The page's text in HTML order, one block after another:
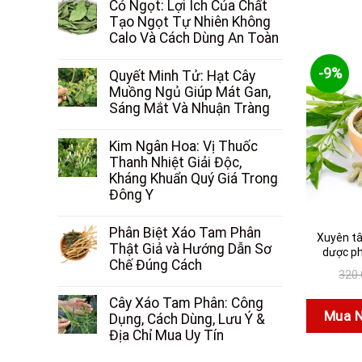
Cỏ Ngọt: Lợi Ích Của Chất
Tạo Ngọt Tự Nhiên Không
Calo Và Cách Dùng An Toàn
Quyết Minh Tử: Hạt Cây
Muồng Ngủ Giúp Mát Gan,
Sáng Mắt Và Nhuận Tràng
Kim Ngân Hoa: Vị Thuốc
Thanh Nhiệt Giải Độc,
Kháng Khuẩn Quý Giá Trong
Đông Y
Phân Biệt Xáo Tam Phân
Thật Giả và Hướng Dẫn Sơ
Chế Đúng Cách
Cây Xáo Tam Phân: Công
Dụng, Cách Dùng, Lưu Ý &
Địa Chỉ Mua Uy Tín
-9%
Xuyên
dược
Mua